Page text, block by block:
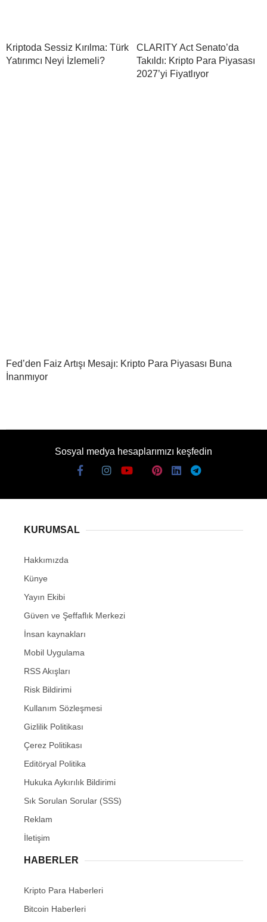
Kriptoda Sessiz Kırılma: Türk
Yatırımcı Neyi İzlemeli?
CLARITY Act Senato’da
Takıldı: Kripto Para Piyasası
2027’yi Fiyatlıyor
Fed’den Faiz Artışı Mesajı: Kripto Para Piyasası Buna
İnanmıyor
Sosyal medya hesaplarımızı keşfedin
KURUMSAL
Hakkımızda
Künye
Yayın Ekibi
Güven ve Şeffaflık Merkezi
İnsan kaynakları
Mobil Uygulama
RSS Akışları
Risk Bildirimi
Kullanım Sözleşmesi
Gizlilik Politikası
Çerez Politikası
Editöryal Politika
Hukuka Aykırılık Bildirimi
Sık Sorulan Sorular (SSS)
Reklam
İletişim
HABERLER
Kripto Para Haberleri
Bitcoin Haberleri